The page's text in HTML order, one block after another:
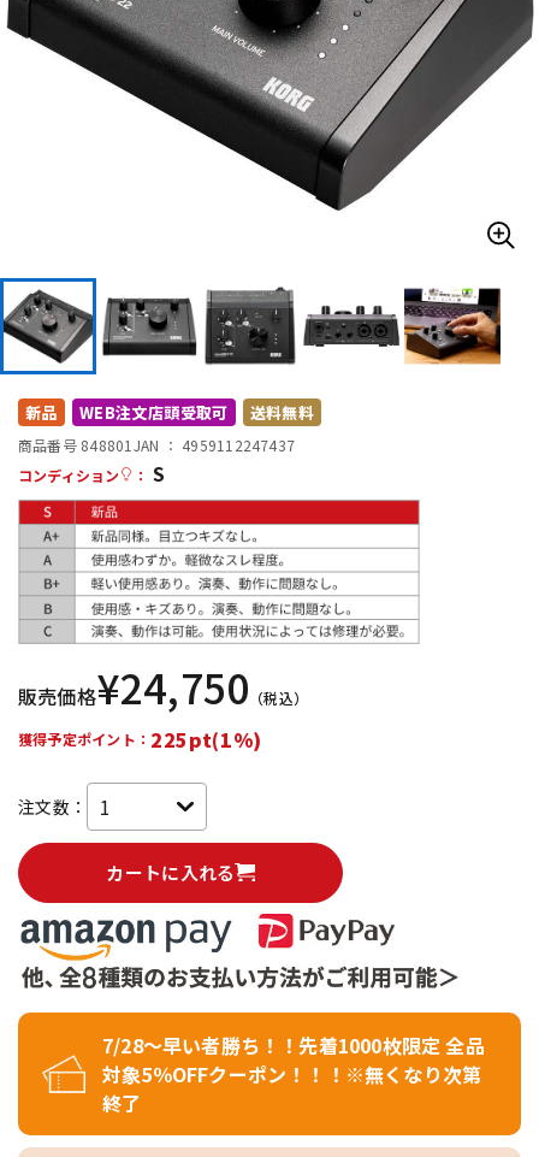
その他楽器
エフェクター
DTM オンライン納品 レコーディング機器
配信/ライブ機器
新品 WEB注文店頭受取可 送料無料
商品番号 848801 JAN ： 4959112247437
コンディション
： S
販売価格¥24,750 （税込）
獲得予定ポイント： 225pt(1%)
注文数：
カートに入れる
7/28～早い者勝ち！！先着1000枚限定 全品
対象5％OFFクーポン！！！※無くなり次第
終了